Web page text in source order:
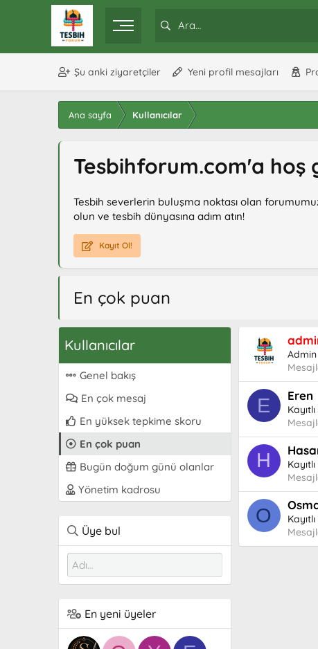
Şu anki ziyaretçiler Yeni profil mesajları
Ana sayfa Kullanıcılar
Tesbihforum.com'a hoş
Tesbih severlerin buluşma noktası olan
olun ve tesbih dünyasına adım atın!
Kayıt Ol!
En çok puan
Kullanıcılar
Genel bakış
En çok mesaj
En yüksek tepkime skoru
En çok puan
Bugün doğum günü olanlar
Yönetim kadrosu
Üye bul
En yeni üyeler
Admin
E Eren
H
O